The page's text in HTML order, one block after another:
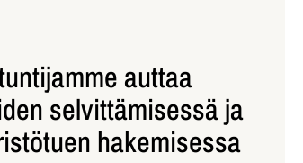
auttaa
selvittämisessä ja
hakemisessa